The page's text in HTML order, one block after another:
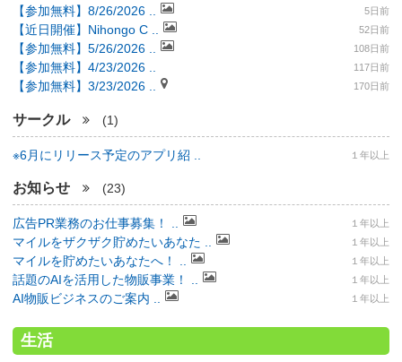
【参加無料】8/26/2026 .. 5日前
【近日開催】Nihongo C .. 52日前
【参加無料】5/26/2026 .. 108日前
【参加無料】4/23/2026 .. 117日前
【参加無料】3/23/2026 .. 170日前
サークル (1)
※6月にリリース予定のアプリ紹 .. １年以上
お知らせ (23)
広告PR業務のお仕事募集！ .. １年以上
マイルをザクザク貯めたいあなた .. １年以上
マイルを貯めたいあなたへ！ .. １年以上
話題のAIを活用した物販事業！ .. １年以上
AI物販ビジネスのご案内 .. １年以上
生活